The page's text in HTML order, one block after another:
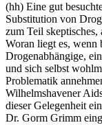
(hh) Eine gut
Substitution von
zum Teil
Woran liegt es, wenn
Drogenabhängige,
und sich selbst
Problematik
Wilhelmshavener
dieser Gelegenheit
Dr. Gorm Grimm